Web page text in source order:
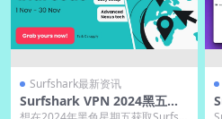
Surfshark最新资讯
Surfshark VPN 2024黑五优
惠码获取攻略